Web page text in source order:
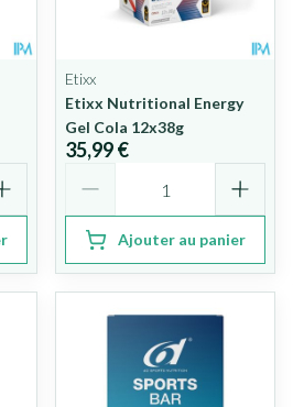
Etixx
Etixx Nutritional Energy
Gel Cola 12x38g
35,99 €
Ajouter au panier